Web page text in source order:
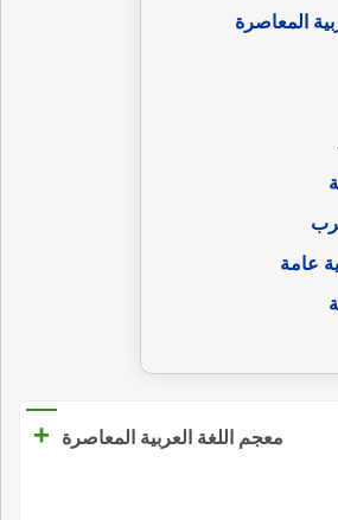
المعاصرة
عامة
معجم اللغة العربية المعاصرة +